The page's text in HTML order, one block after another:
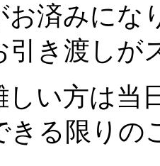
お済みにな
引き渡しが
しい方は当
きる限りの